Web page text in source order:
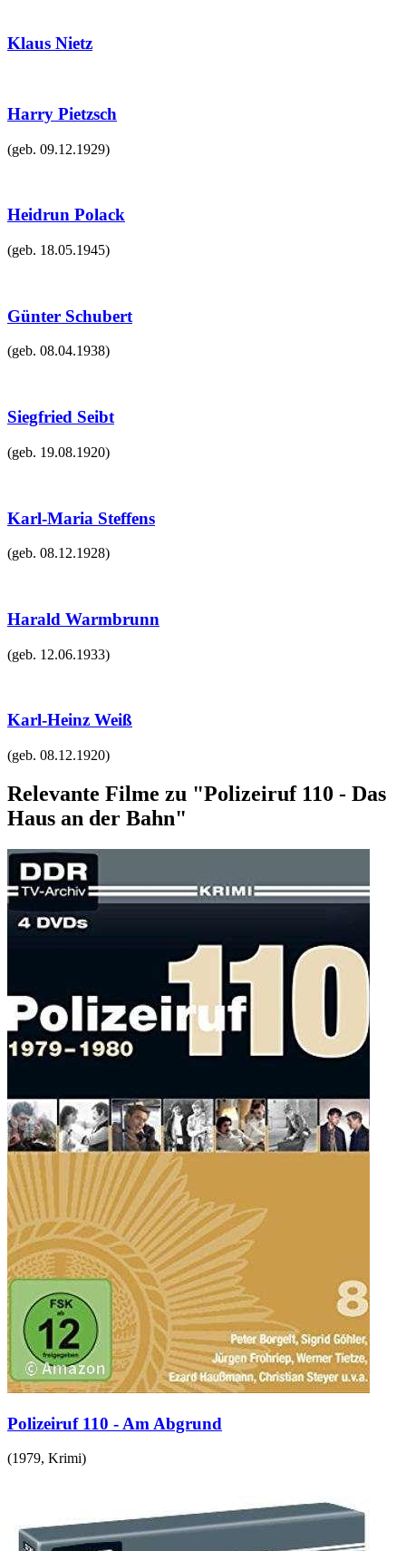
Klaus Nietz
Harry Pietzsch
(geb. 09.12.1929)
Heidrun Polack
(geb. 18.05.1945)
Günter Schubert
(geb. 08.04.1938)
Siegfried Seibt
(geb. 19.08.1920)
Karl-Maria Steffens
(geb. 08.12.1928)
Harald Warmbrunn
(geb. 12.06.1933)
Karl-Heinz Weiß
(geb. 08.12.1920)
Relevante Filme zu "Polizeiruf 110 - Das
Haus an der Bahn"
Polizeiruf 110 - Am Abgrund
(1979, Krimi)